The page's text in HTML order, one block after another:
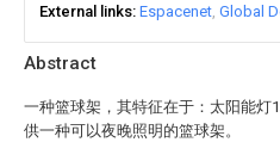
Abstract
一种篮球架，其特征在于：太阳能灯
供一种可以夜晚照明的篮球架。
External links Espacenet Global